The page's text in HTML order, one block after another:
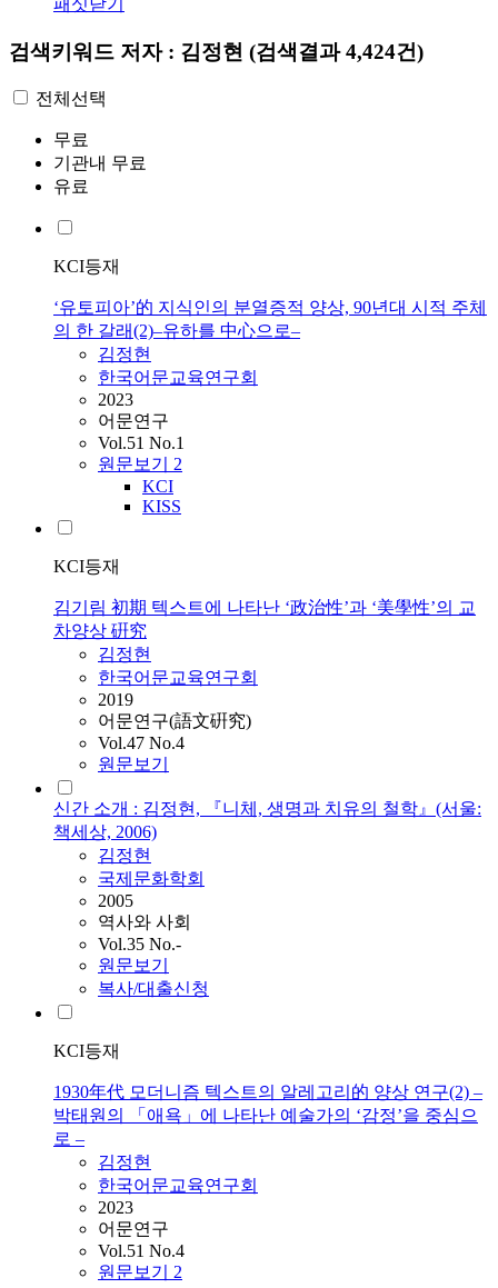
패싯닫기
검색키워드 저자 : 김정현 (검색결과 4,424건)
전체선택
무료
기관내 무료
유료
KCI등재
‘유토피아’的 지식인의 분열증적 양상, 90년대 시적 주체
의 한 갈래(2)–유하를 中心으로–
김정현
한국어문교육연구회
2023
어문연구
Vol.51 No.1
원문보기 2
KCI
KISS
KCI등재
김기림 初期 텍스트에 나타난 ‘政治性’과 ‘美學性’의 교
차양상 硏究
김정현
한국어문교육연구회
2019
어문연구(語文硏究)
Vol.47 No.4
원문보기
신간 소개 : 김정현, 『니체, 생명과 치유의 철학』(서울:
책세상, 2006)
김정현
국제문화학회
2005
역사와 사회
Vol.35 No.-
원문보기
복사/대출신청
KCI등재
1930年代 모더니즘 텍스트의 알레고리的 양상 연구(2) –
박태원의 「애욕」에 나타난 예술가의 ‘감정’을 중심으
로 –
김정현
한국어문교육연구회
2023
어문연구
Vol.51 No.4
원문보기 2